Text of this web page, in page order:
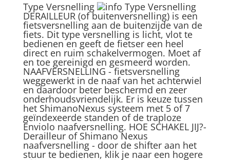
Type Versnelling Type Versnelling
DERAILLEUR (of buitenversnelling) is een
fietsversnelling aan de buitenzijde van de
fiets. Dit type versnelling is licht, vlot te
bedienen en geeft de fietser een heel
direct en ruim schakelvermogen. Moet af
en toe gereinigd en gesmeerd worden.
NAAFVERSNELLING - fietsversnelling
weggewerkt in de naaf van het achterwiel
en daardoor beter beschermd en zeer
onderhoudsvriendelijk. Er is keuze tussen
het ShimanoNexus systeem met 5 of 7
geïndexeerde standen of de traploze
Enviolo naafversnelling. HOE SCHAKEL JIJ?-
Derailleur of Shimano Nexus
naafversnelling - door de shifter aan het
stuur te bedienen, klik je naar een hogere